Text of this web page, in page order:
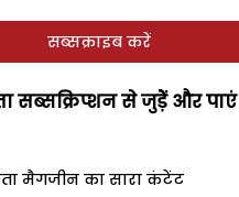
सब्सक्राइब करें
सब्सक्रिप्शन से जुड़ेें और पाएं
मैगजीन का सारा कंटेंट